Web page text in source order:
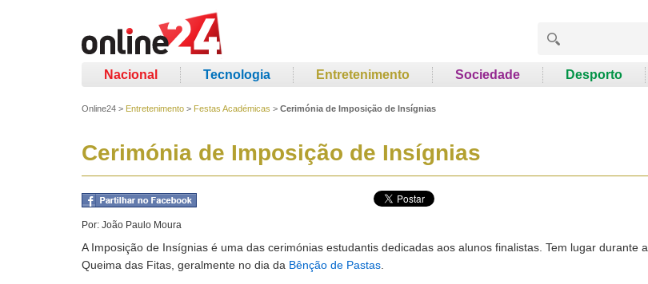
Nacional Tecnologia Entretenimento Sociedade Desporto
Online24 > Entretenimento > Festas Académicas > Cerimónia de Imposição de Insígnias
Cerimónia de Imposição de Insígnias
Por: João Paulo Moura
A Imposição de Insígnias é uma das cerimónias estudantis dedicadas aos alunos finalistas. Tem lugar durante a
Queima das Fitas, geralmente no dia da Bênção de Pastas